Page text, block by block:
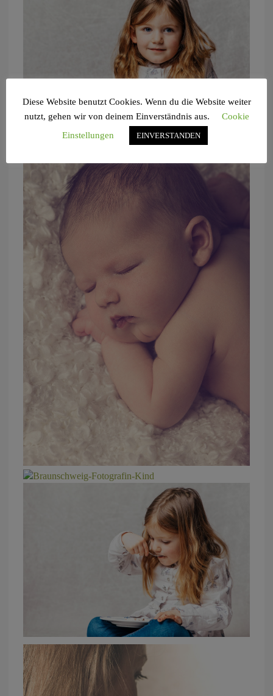
Diese Website benutzt Cookies. Wenn du die Website weiter
nutzt, gehen wir von deinem Einverständnis aus.
Cookie
Einstellungen
EINVERSTANDEN